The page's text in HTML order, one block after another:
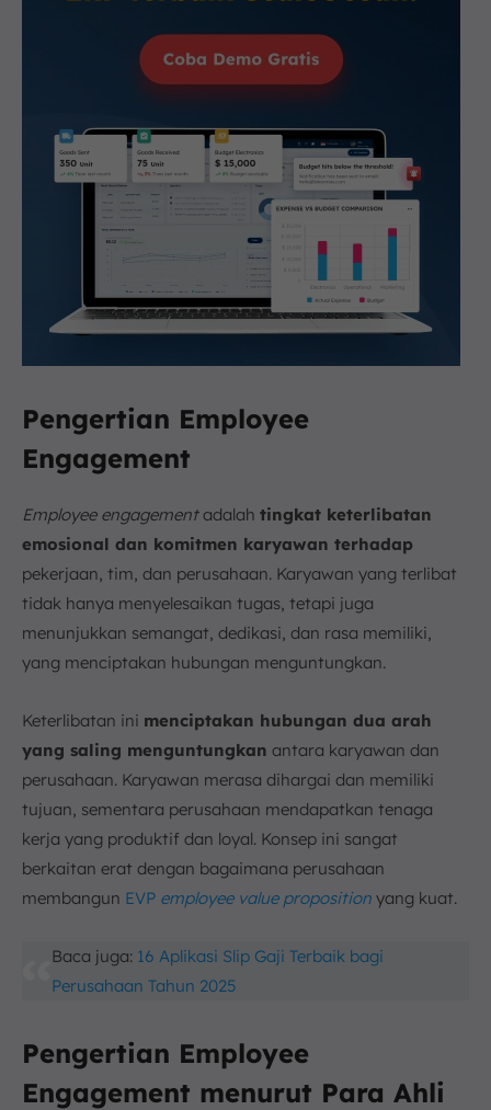
Pengertian Employee
Engagement
Employee engagementadalah tingkat keterlibatan
emosional dan komitmen karyawan terhadap
pekerjaan, tim, dan perusahaan. Karyawan yang terlibat
tidak hanya menyelesaikan tugas, tetapi juga
menunjukkan semangat, dedikasi, dan rasa memiliki,
yang menciptakan hubungan menguntungkan.
Keterlibatan ini menciptakan hubungan dua arah
yang saling menguntungkan antara karyawan dan
perusahaan. Karyawan merasa dihargai dan memiliki
tujuan, sementara perusahaan mendapatkan tenaga
kerja yang produktif dan loyal. Konsep ini sangat
berkaitan erat dengan bagaimana perusahaan
membangun EVP employee value proposition yang kuat.
Baca juga: 16 Aplikasi Slip Gaji Terbaik bagi
Perusahaan Tahun 2025
Pengertian Employee
Engagement menurut Para Ahli